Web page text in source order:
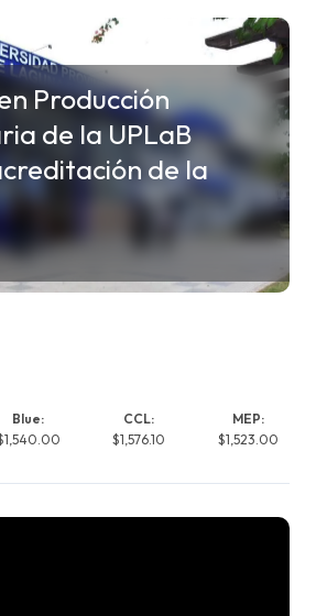
Producción
de la UPLaB
de la
Blue:
CCL:
$1,576.10
MEP:
$1,523.00